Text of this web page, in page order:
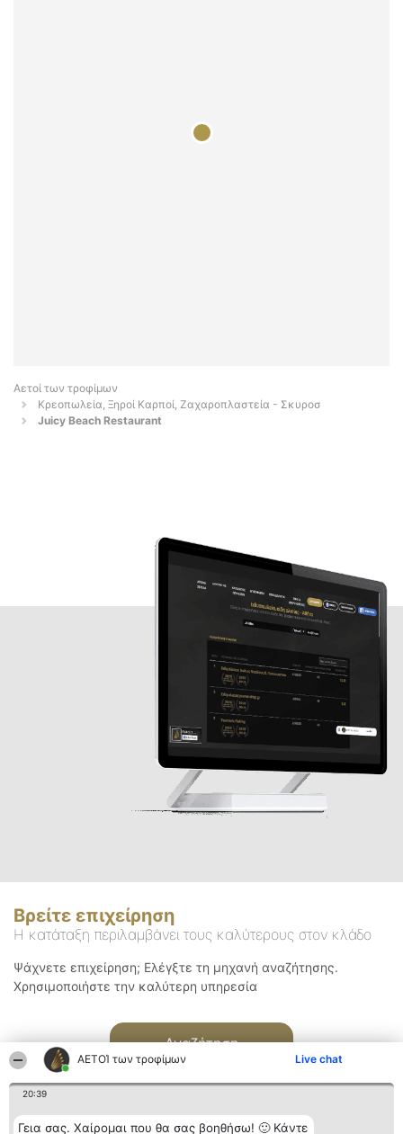
ΑΕΤΟΊ των τροφίμων Live chat
20:39
Γεια σας. Χαίρομαι που θα σας βοηθήσω! 🙂 Κάντε
Αετοί των τροφίμων
Κρεοπωλεία, Ξηροί Καρποί, Ζαχαροπλαστεία - Σκυροσ
Juicy Beach Restaurant
Βρείτε επιχείρηση
Η κατάταξη περιλαμβάνει τους καλύτερους στον κλάδο
Ψάχνετε επιχείρηση; Ελέγξτε τη μηχανή αναζήτησης.
Χρησιμοποιήστε την καλύτερη υπηρεσία
Αναζήτηση